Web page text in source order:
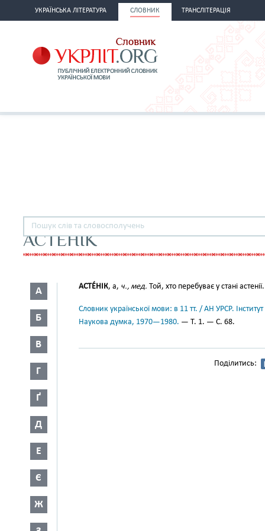
УКРАЇНСЬКА ЛІТЕРАТУРА СЛОВНИК ТРАНСЛІТЕРАЦІЯ
АСТЕНІК
А
Б
В
Г
Ґ
Д
Е
Є
Ж
АСТЕ́НІК, а, ч., мед. Той, хто перебуває у стані астенії.
Словник української мови: в 11 тт. / АН УРСР.
Наукова думка, 1970—1980. — Т. 1. — С. 68.
Поділитись: